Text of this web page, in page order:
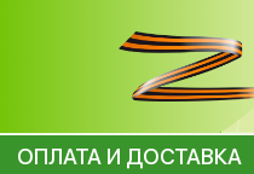
ОПЛАТА И ДОСТАВКА